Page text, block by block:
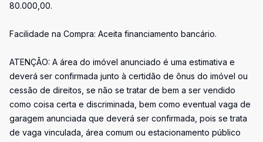
80.000,00.
Facilidade na Compra: Aceita financiamento bancário.
ATENÇÃO: A área do imóvel anunciado é uma estimativa e
deverá ser confirmada junto à certidão de ônus do imóvel ou
cessão de direitos, se não se tratar de bem a ser vendido
como coisa certa e discriminada, bem como eventual vaga de
garagem anunciada que deverá ser confirmada, pois se trata
de vaga vinculada, área comum ou estacionamento público